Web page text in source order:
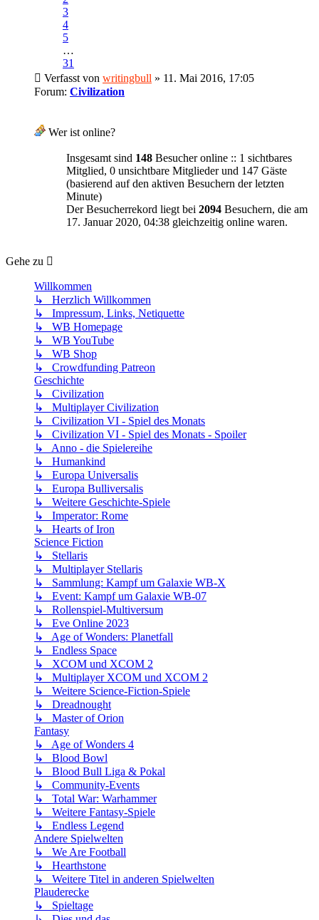
3
4
5
…
31
Verfasst von writingbull » 11. Mai 2016, 17:05
Forum: Civilization
Wer ist online?
Insgesamt sind 148 Besucher online :: 1 sichtbares
Mitglied, 0 unsichtbare Mitglieder und 147 Gäste
(basierend auf den aktiven Besuchern der letzten
Minute)
Der Besucherrekord liegt bei 2094 Besuchern, die am
17. Januar 2020, 04:38 gleichzeitig online waren.
Gehe zu
Willkommen
↳ Herzlich Willkommen
↳ Impressum, Links, Netiquette
↳ WB Homepage
↳ WB YouTube
↳ WB Shop
↳ Crowdfunding Patreon
Geschichte
↳ Civilization
↳ Multiplayer Civilization
↳ Civilization VI - Spiel des Monats
↳ Civilization VI - Spiel des Monats - Spoiler
↳ Anno - die Spielereihe
↳ Humankind
↳ Europa Universalis
↳ Europa Bulliversalis
↳ Weitere Geschichte-Spiele
↳ Imperator: Rome
↳ Hearts of Iron
Science Fiction
↳ Stellaris
↳ Multiplayer Stellaris
↳ Sammlung: Kampf um Galaxie WB-X
↳ Event: Kampf um Galaxie WB-07
↳ Rollenspiel-Multiversum
↳ Eve Online 2023
↳ Age of Wonders: Planetfall
↳ Endless Space
↳ XCOM und XCOM 2
↳ Multiplayer XCOM und XCOM 2
↳ Weitere Science-Fiction-Spiele
↳ Dreadnought
↳ Master of Orion
Fantasy
↳ Age of Wonders 4
↳ Blood Bowl
↳ Blood Bull Liga & Pokal
↳ Community-Events
↳ Total War: Warhammer
↳ Weitere Fantasy-Spiele
↳ Endless Legend
Andere Spielwelten
↳ We Are Football
↳ Hearthstone
↳ Weitere Titel in anderen Spielwelten
Plauderecke
↳ Spieltage